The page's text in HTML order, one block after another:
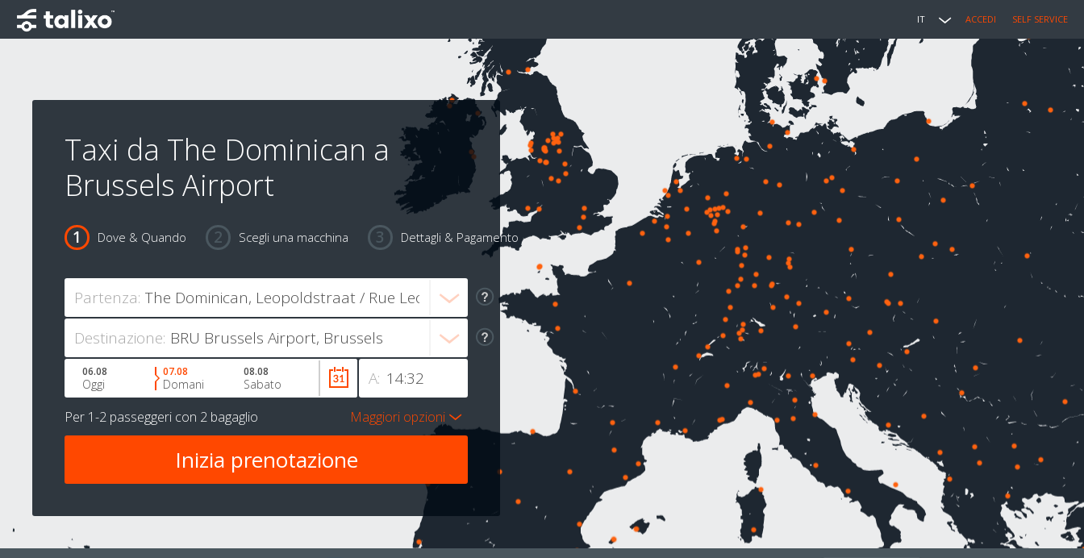
IT ACCEDI SELF SERVICE
Taxi da The Dominican a
Brussels Airport
Dove & Quando Scegli una macchina Dettagli & Pagamento
Partenza:
Destinazione:
A:
06.08
Oggi
07.08
Domani
08.08
Sabato
Per 1-2 passeggeri con 2 bagaglio Maggiori opzioni